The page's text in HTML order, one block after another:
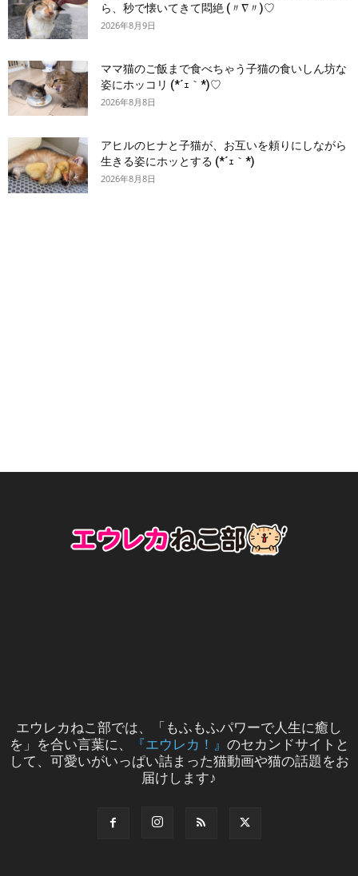
ら、秒で懐いてきて悶絶 (〃∇〃)♡
2026年8月9日
ママ猫のご飯まで食べちゃう子猫の食いしん坊な
姿にホッコリ (*´ｪ｀*)♡
2026年8月8日
アヒルのヒナと子猫が、お互いを頼りにしながら
生きる姿にホッとする (*´ｪ｀*)
2026年8月8日
エウレカねこ部では、「もふもふパワーで人生に癒し
を」を合い言葉に、
『エウレカ！』 のセカンドサイトと
して、可愛いがいっぱい詰まった猫動画や猫の話題をお
届けします♪